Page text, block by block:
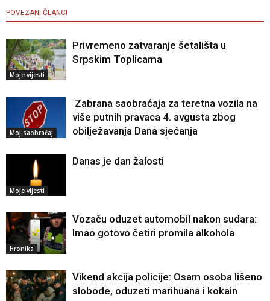
POVEZANI ČLANCI
Moje vijesti
Privremeno zatvaranje šetališta u
Srpskim Toplicama
Moj saobraćaj
Zabrana saobraćaja za teretna vozila na
više putnih pravaca 4. avgusta zbog
obilježavanja Dana sjećanja
Moje vijesti
Danas je dan žalosti
Hronika
Vozaču oduzet automobil nakon sudara:
Imao gotovo četiri promila alkohola
Vikend akcija policije: Osam osoba lišeno
slobode, oduzeti marihuana i kokain